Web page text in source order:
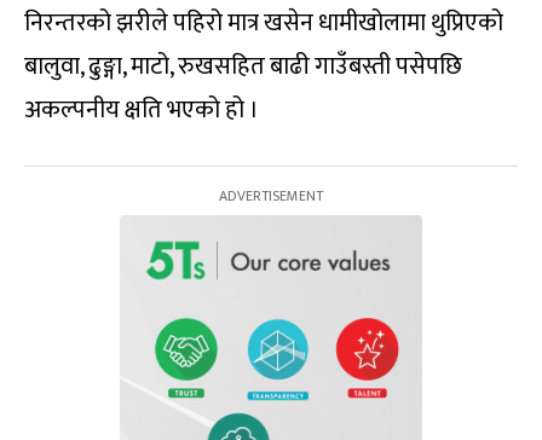
निरन्तरको झरीले पहिरो मात्र खसेन धामीखोलामा थुप्रिएको
बालुवा, ढुङ्गा, माटो, रुखसहित बाढी गाउँबस्ती पसेपछि
अकल्पनीय क्षति भएको हो ।